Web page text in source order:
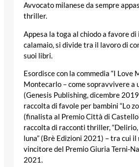
Avvocato milanese da sempre
thriller.
Appesa la toga al chiodo a favore
calamaio, si divide tra il lavoro di
suoi libri.
Esordisce con la commedia “I Love
Montecarlo – come sopravvivere a
(Genesis Publishing, dicembre
raccolta di favole per bambini “Lo
(finalista al Premio Città di
raccolta di racconti thriller,
luna” (Brè Edizioni 2021) – tra cui il
vincitore del Premio Giuria Terni-
2021.